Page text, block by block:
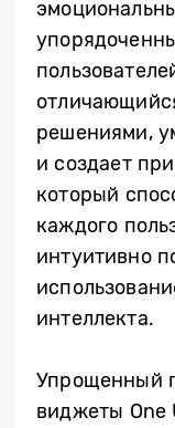
решениями,
и создает
который
каждого
интуитивно
интеллекта.
Упрощенный
виджеты One